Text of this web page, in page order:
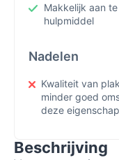
Makkelijk aan
hulpmiddel
Nadelen
Kwaliteit van
minder goed
deze
Beschrijving